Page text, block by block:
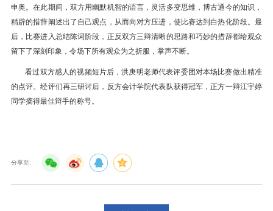
申奥。在此期间，双方用幽默机智的语言，灵活多变思维，博古通今的知识，
精辟的措辞阐述出了自己观点，从而向对方压进，使比赛达到白热化阶段。最
后，比赛进入总结陈词阶段，正反双方三辩清晰的思路和巧妙的措辞都给观众
留下了深刻印象，令场下所有观众为之折服，掌声不断。
看过双方感人的视频短片后，洪庚明老师代表评委团对本场比赛做出精准
的点评。经评们再三研讨后，反方会计学院代表队获得冠军，正方一辩江宇婷
同学摘得最佳辩手的称号。
分享至: